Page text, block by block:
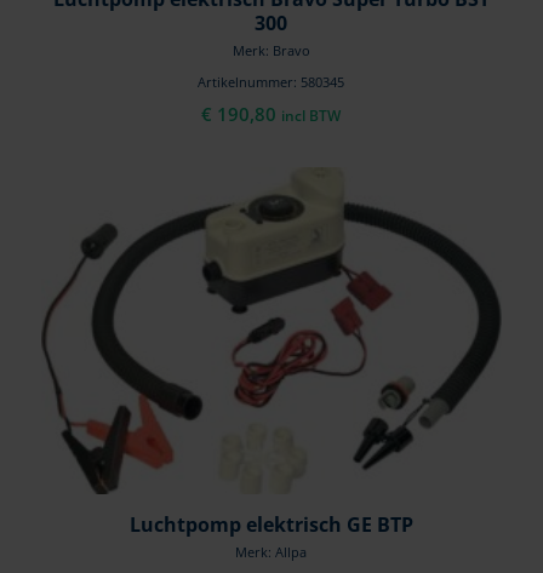
300
Merk: Bravo
Artikelnummer: 580345
€ 190,80 incl BTW
Luchtpomp elektrisch GE BTP
Merk: Allpa